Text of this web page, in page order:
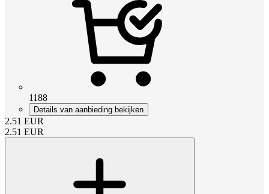
1188
Details van aanbieding bekijken
2.51 EUR
2.51 EUR